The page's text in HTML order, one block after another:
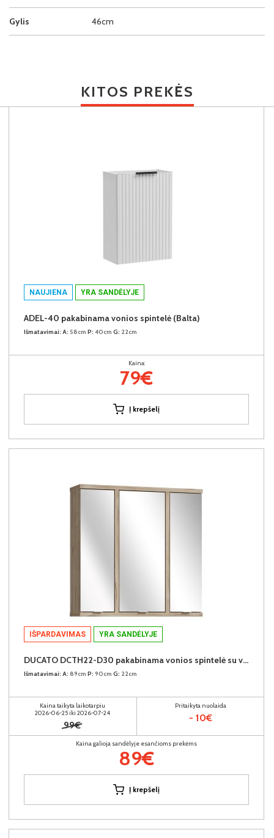
Gylis 46cm
KITOS PREKĖS
NAUJIENA YRA SANDĖLYJE
ADEL-40 pakabinama vonios spintelė (Balta)
Išmatavimai: A: 58cm P: 40cm G: 22cm
Kaina:
79€
Į krepšelį
IŠPARDAVIMAS YRA SANDĖLYJE
DUCATO DCTH22-D30 pakabinama vonios spintelė su veidrodžiu
Išmatavimai: A: 89cm P: 90cm G: 22cm
Kaina taikyta laikotarpiu
2026-06-25 iki 2026-07-24
99€
Pritaikyta nuolaida
- 10€
Kaina galioja sandėlyje esančioms prekėms
89€
Į krepšelį